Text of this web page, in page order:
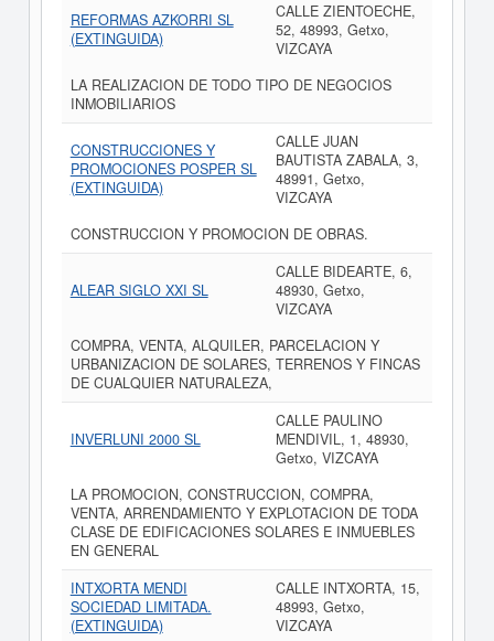
REFORMAS AZKORRI SL
(EXTINGUIDA)
CALLE ZIENTOECHE,
52, 48993, Getxo,
VIZCAYA
LA REALIZACION DE TODO TIPO DE NEGOCIOS
INMOBILIARIOS
CONSTRUCCIONES Y
PROMOCIONES POSPER SL
(EXTINGUIDA)
CALLE JUAN
BAUTISTA ZABALA, 3,
48991, Getxo,
VIZCAYA
CONSTRUCCION Y PROMOCION DE OBRAS.
ALEAR SIGLO XXI SL
CALLE BIDEARTE, 6,
48930, Getxo,
VIZCAYA
COMPRA, VENTA, ALQUILER, PARCELACION Y
URBANIZACION DE SOLARES, TERRENOS Y FINCAS
DE CUALQUIER NATURALEZA,
INVERLUNI 2000 SL
CALLE PAULINO
MENDIVIL, 1, 48930,
Getxo, VIZCAYA
LA PROMOCION, CONSTRUCCION, COMPRA,
VENTA, ARRENDAMIENTO Y EXPLOTACION DE TODA
CLASE DE EDIFICACIONES SOLARES E INMUEBLES
EN GENERAL
INTXORTA MENDI
SOCIEDAD LIMITADA.
(EXTINGUIDA)
CALLE INTXORTA, 15,
48993, Getxo,
VIZCAYA